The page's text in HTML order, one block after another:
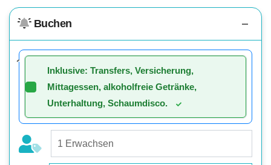
Buchen
Inklusive: Transfers, Versicherung,
Mittagessen, alkoholfreie Getränke,
Unterhaltung, Schaumdisco.